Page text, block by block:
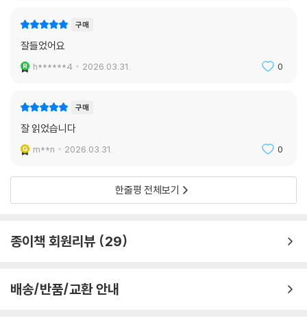
자유, 평등, 우애는 프랑스대혁명 당시 여러 구호 중 하나일 뿐이었다. 이는
공식적인 정신이 된다. 그리고 그 정신은 현재까지 프랑스의 공식적인 정
신으로 이어져오고 있다. 자유, 평등, 우애는 프랑스대혁명 당시 탄생한 구
수단일 뿐이었다.
성역의 울타리를 넘어
진실한 역사로
이 책에 담긴 역사에 관심 있는 사람이라면 누구든 들어봤을 주제들이다.
그러나 이런 사건들에도 잘 알려지지 않은 내용이 많이 있다. 그런 내용들
역사의 성역을 제공한다. 그리고 거짓말을 하고 진실을 감춰서라도 국민들
이 국가의 역사에 자부심을 느끼게 만들고 싶어 한다. 정수기 필터처럼 말
진다. 그리고 사람들은 그 필터를 거친 역사를 통해 고정관념을 갖게 되고,
들어본 적 없는 역사를 접하면 꺼림칙하게 여기게 된다. 이 책에서는 성역
구매
잘들었어요
h******4 2026.03.31. 0
구매
잘 읽었습니다
m**n 2026.03.31. 0
한줄평 전체보기
종이책 회원리뷰 29
배송/반품/교환 안내